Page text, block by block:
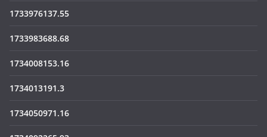
1733976137.55
1733983688.68
1734008153.16
1734013191.3
1734050971.16